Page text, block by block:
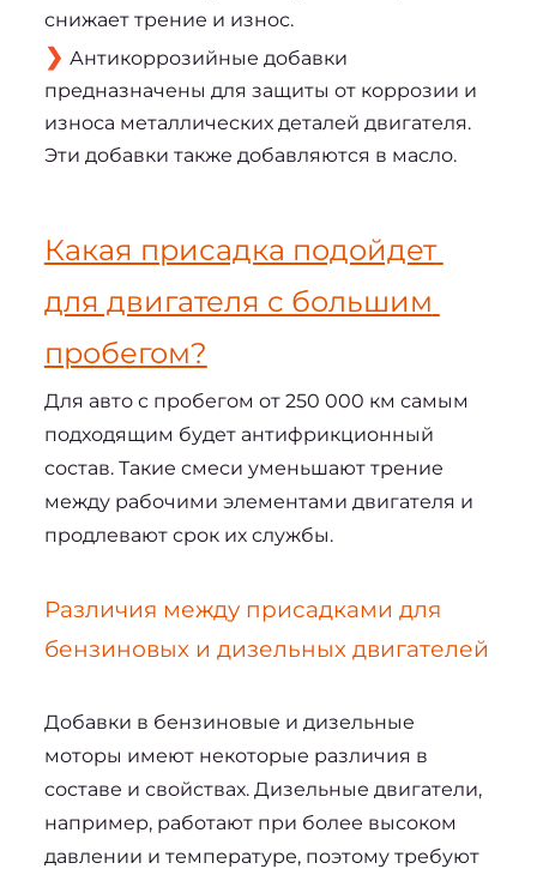
снижает трение и износ.
Антикоррозийные добавки
предназначены для защиты от коррозии и
износа металлических деталей двигателя.
Эти добавки также добавляются в масло.
Какая присадка подойдет
для двигателя с большим
пробегом?
Для авто с пробегом от 250 000 км самым
подходящим будет антифрикционный
состав. Такие смеси уменьшают трение
между рабочими элементами двигателя и
продлевают срок их службы.
Различия между присадками для
бензиновых и дизельных двигателей
Добавки в бензиновые и дизельные
моторы имеют некоторые различия в
составе и свойствах. Дизельные двигатели,
например, работают при более высоком
давлении и температуре, поэтому требуют